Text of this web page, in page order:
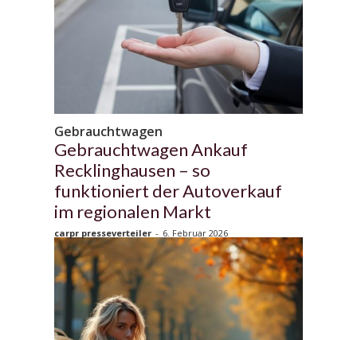
Gebrauchtwagen
Gebrauchtwagen Ankauf
Recklinghausen – so
funktioniert der Autoverkauf
im regionalen Markt
carpr presseverteiler - 6. Februar 2026